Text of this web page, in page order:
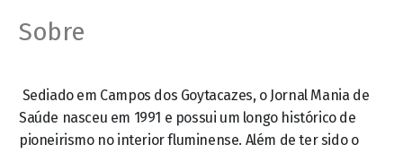
Sobre
Sediado em Campos dos Goytacazes, o Jornal Mania de
Saúde nasceu em 1991 e possui um longo histórico de
pioneirismo no interior fluminense. Além de ter sido o